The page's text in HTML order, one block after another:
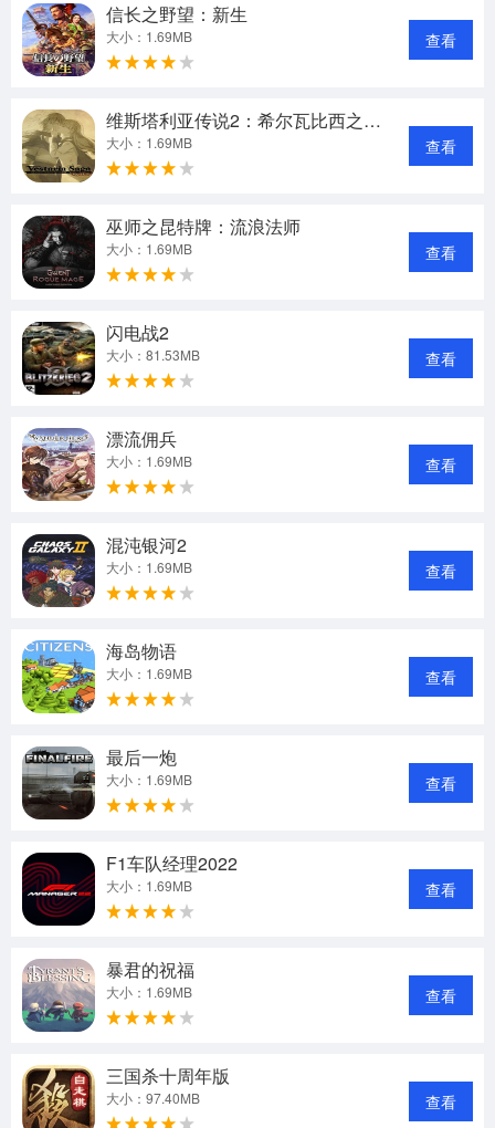
信长之野望：新生
大小：1.69MB 查看
维斯塔利亚传说2：希尔瓦比西之圣剑
大小：1.69MB 查看
巫师之昆特牌：流浪法师
大小：1.69MB 查看
闪电战2
大小：81.53MB 查看
漂流佣兵
大小：1.69MB 查看
混沌银河2
大小：1.69MB 查看
海岛物语
大小：1.69MB 查看
最后一炮
大小：1.69MB 查看
F1车队经理2022
大小：1.69MB 查看
暴君的祝福
大小：1.69MB 查看
三国杀十周年版
大小：97.40MB 查看